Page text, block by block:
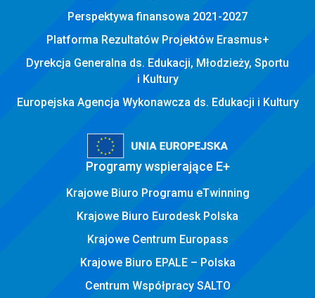
Perspektywa finansowa 2021-2027
Platforma Rezultatów Projektów Erasmus+
Dyrekcja Generalna ds. Edukacji, Młodzieży, Sportu
i Kultury
Europejska Agencja Wykonawcza ds. Edukacji i Kultury
Programy wspierające E+
Krajowe Biuro Programu eTwinning
Krajowe Biuro Eurodesk Polska
Krajowe Centrum Europass
Krajowe Biuro EPALE – Polska
Centrum Współpracy SALTO